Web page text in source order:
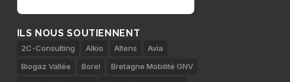
ILS NOUS SOUTIENNENT
2C-Consulting Alkio Altens
Avia
Biogaz Vallée
Borel
Bretagne Mobilité GNV